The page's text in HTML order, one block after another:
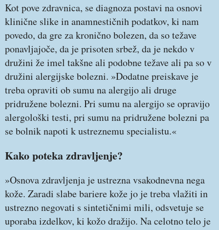
Kot pove zdravnica, se diagnoza postavi na osnovi
klinične slike in anamnestičnih podatkov, ki nam
povedo, da gre za kronično bolezen, da so težave
ponavljajoče, da je prisoten srbež, da je nekdo v
družini že imel takšne ali podobne težave ali pa so v
družini alergijske bolezni. »Dodatne preiskave je
treba opraviti ob sumu na alergijo ali druge
pridružene bolezni. Pri sumu na alergijo se opravijo
alergološki testi, pri sumu na pridružene bolezni pa
se bolnik napoti k ustreznemu specialistu.«
Kako poteka zdravljenje?
»Osnova zdravljenja je ustrezna vsakodnevna nega
kože. Zaradi slabe bariere kože jo je treba vlažiti in
ustrezno negovati s sintetičnimi mili, odsvetuje se
uporaba izdelkov, ki kožo dražijo. Na celotno telo je